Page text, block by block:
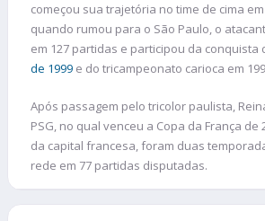
começou sua trajetória no time de cima em
quando rumou para o São Paulo, o
em 127 partidas e participou da conquista
de 1999 e do tricampeonato carioca em
Após passagem pelo tricolor paulista,
PSG, no qual venceu a Copa da França de
da capital francesa, foram duas
rede em 77 partidas disputadas.